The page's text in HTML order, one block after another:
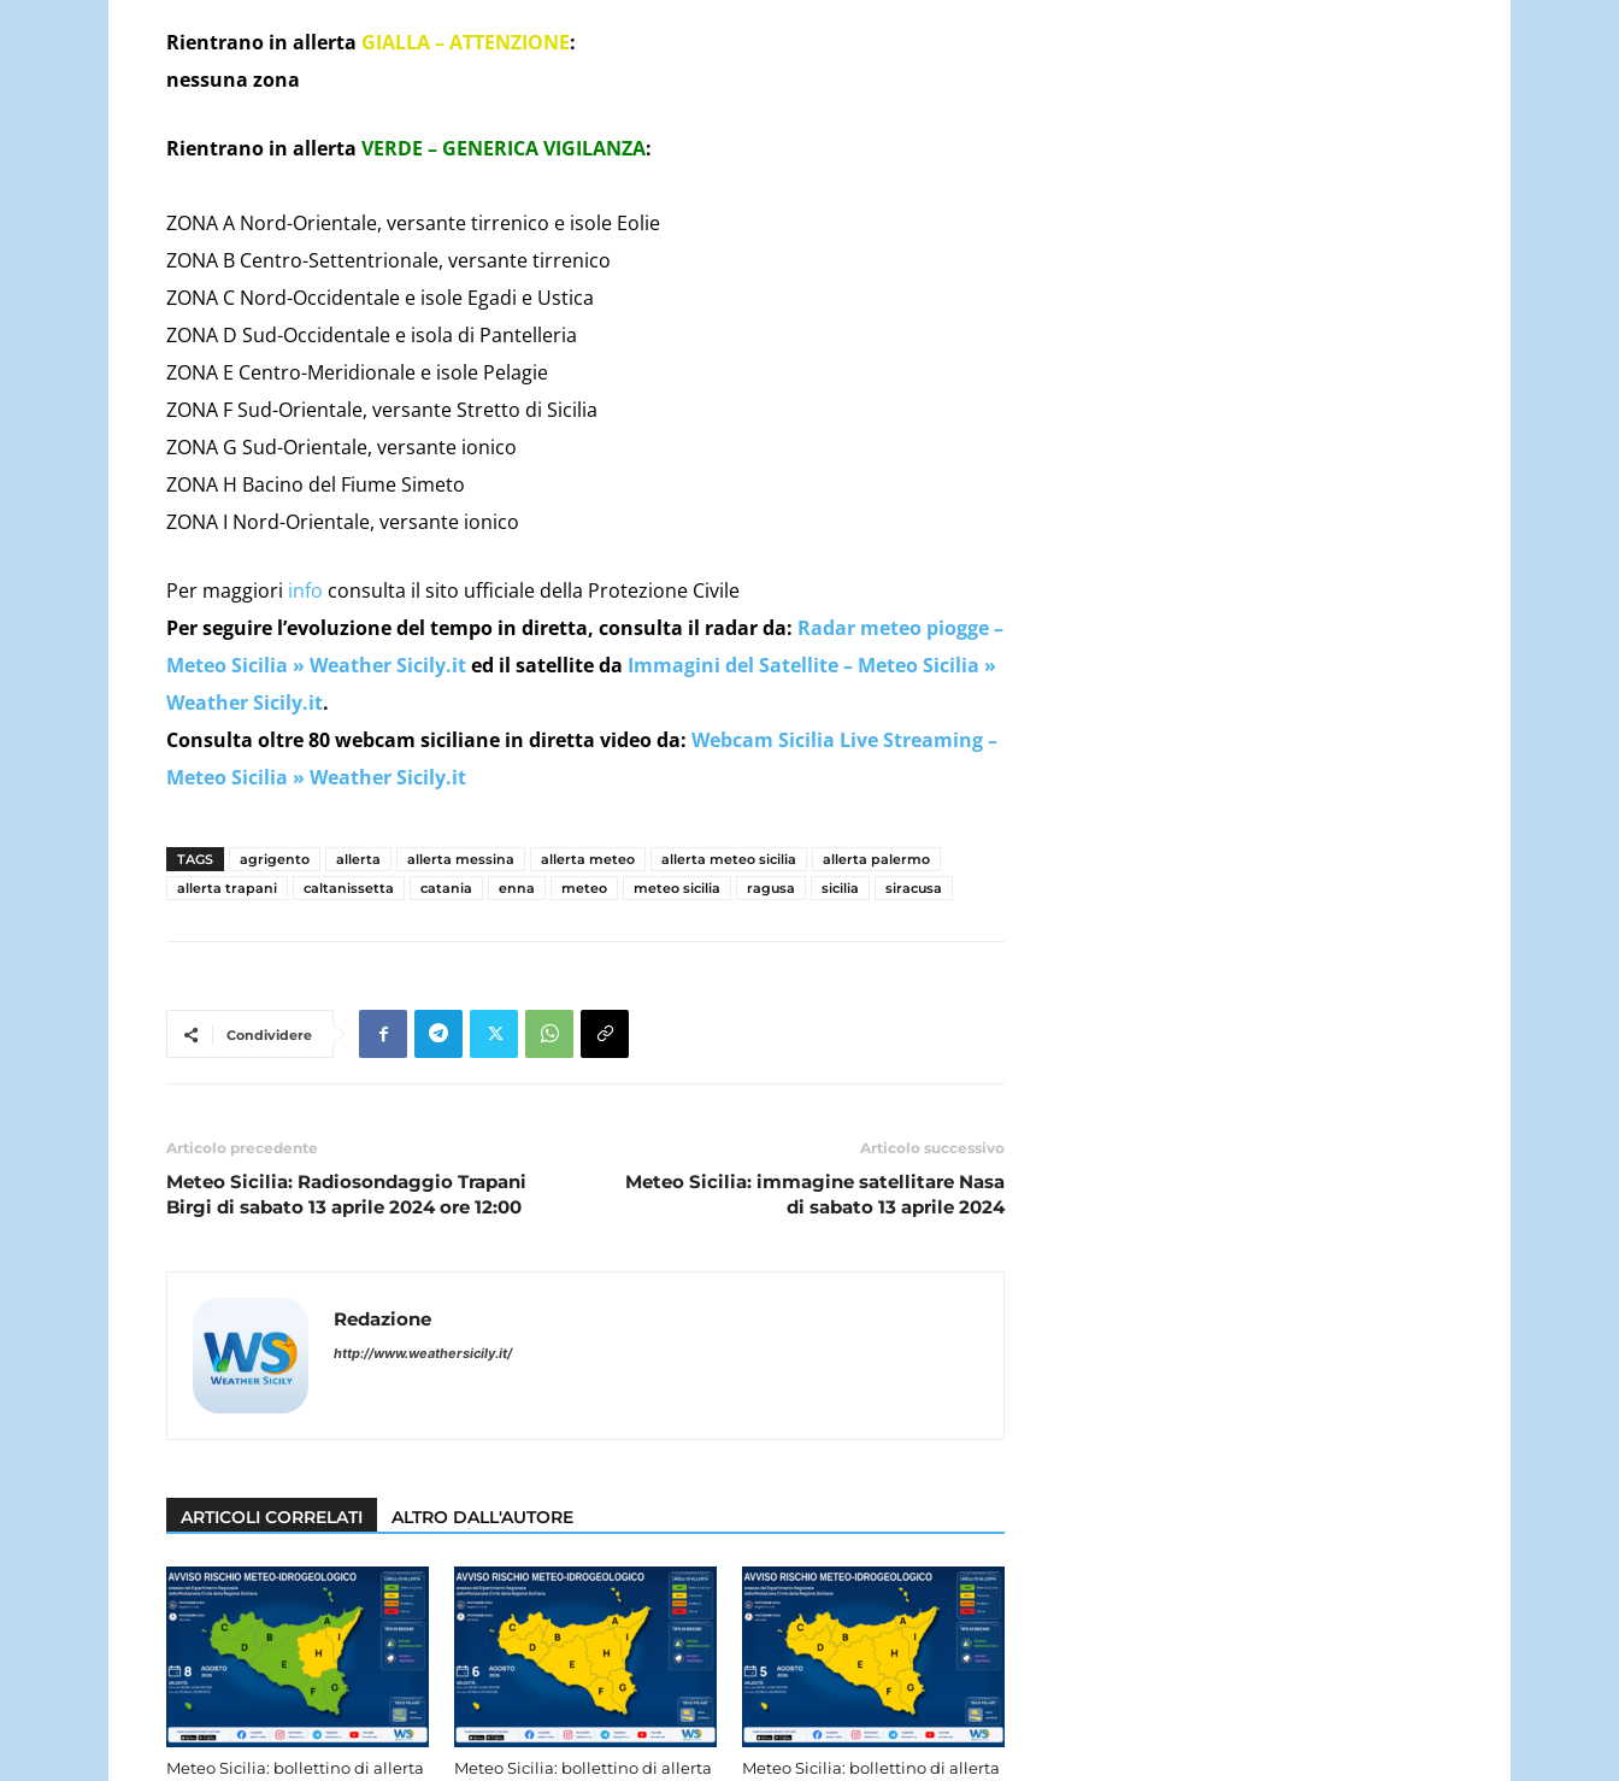
Rientrano in allerta GIALLA – ATTENZIONE:
nessuna zona
Rientrano in allerta VERDE – GENERICA VIGILANZA:
ZONA A Nord-Orientale, versante tirrenico e isole Eolie
ZONA B Centro-Settentrionale, versante tirrenico
ZONA C Nord-Occidentale e isole Egadi e Ustica
ZONA D Sud-Occidentale e isola di Pantelleria
ZONA E Centro-Meridionale e isole Pelagie
ZONA F Sud-Orientale, versante Stretto di Sicilia
ZONA G Sud-Orientale, versante ionico
ZONA H Bacino del Fiume Simeto
ZONA I Nord-Orientale, versante ionico
Per maggiori info consulta il sito ufficiale della Protezione Civile
Per seguire l’evoluzione del tempo in diretta, consulta il radar da: Radar meteo piogge –
Meteo Sicilia » Weather Sicily.ited il satellite da Immagini del Satellite – Meteo Sicilia »
Weather Sicily.it.
Consulta oltre 80 webcam siciliane in diretta video da: Webcam Sicilia Live Streaming –
Meteo Sicilia » Weather Sicily.it
TAGS agrigento allerta allerta messina allerta meteo allerta meteo sicilia
allerta palermo
allerta trapani
caltanissetta catania enna meteo meteo sicilia ragusa sicilia siracusa
Condividere
Articolo precedente
Meteo Sicilia: Radiosondaggio Trapani
Birgi di sabato 13 aprile 2024 ore 12:00
Articolo successivo
Meteo Sicilia: immagine satellitare Nasa
di sabato 13 aprile 2024
Redazione
http://www.weathersicily.it/
ARTICOLI CORRELATI ALTRO DALL'AUTORE
Meteo Sicilia: bollettino di allerta
Meteo Sicilia: bollettino di allerta
Meteo Sicilia: bollettino di allerta